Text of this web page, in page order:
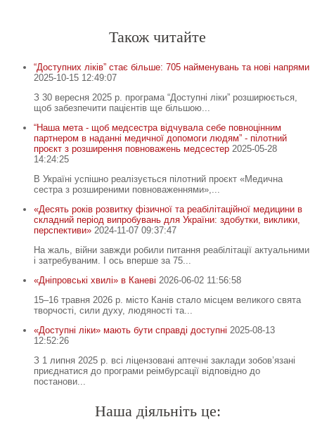
Також читайте
“Доступних ліків” стає більше: 705 найменувань та нові напрями
2025-10-15 12:49:07
З 30 вересня 2025 р. програма “Доступні ліки” розширюється,
щоб забезпечити пацієнтів ще більшою...
“Наша мета - щоб медсестра відчувала себе повноцінним
партнером в наданні медичної допомоги людям” - пілотний
проєкт з розширення повноважень медсестер 2025-05-28
14:24:25
В Україні успішно реалізується пілотний проєкт «Медична
сестра з розширеними повноваженнями»,...
«Десять років розвитку фізичної та реабілітаційної медицини в
складний період випробувань для України: здобутки, виклики,
перспективи» 2024-11-07 09:37:47
На жаль, війни завжди робили питання реабілітації актуальними
і затребуваним. І ось вперше за 75...
«Дніпровські хвилі» в Каневі 2026-06-02 11:56:58
15–16 травня 2026 р. місто Канів стало місцем великого свята
творчості, сили духу, людяності та...
«Доступні ліки» мають бути справді доступні 2025-08-13
12:52:26
З 1 липня 2025 р. всі ліцензовані аптечні заклади зобов’язані
приєднатися до програми реімбурсації відповідно до
постанови...
Наша діяльніть це: